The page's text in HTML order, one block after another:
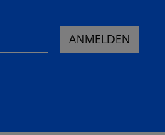
ANMELDEN